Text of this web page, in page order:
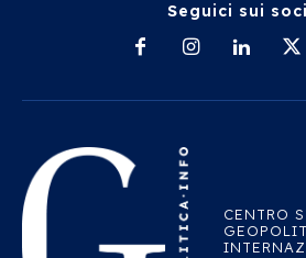
Seguici sui
CENTRO